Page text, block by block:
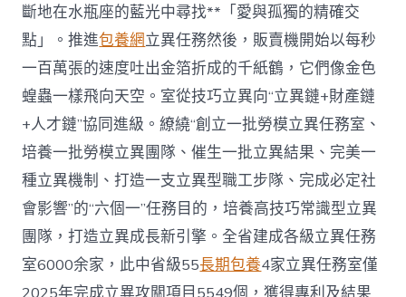
斷地在水瓶座的藍光中尋找**「愛與孤獨的精確交
點」。推進包養網立異任務然後，販賣機開始以每秒
一百萬張的速度吐出金箔折成的千紙鶴，它們像金色
蝗蟲一樣飛向天空。室從技巧立異向“立異鏈+財產鏈
+人才鏈”協同進級。繚繞“創立一批勞模立異任務室、
培養一批勞模立異團隊、催生一批立異結果、完美一
種立異機制、打造一支立異型職工步隊、完成必定社
會影響”的“六個一”任務目的，培養高技巧常識型立異
團隊，打造立異成長新引擎。全省建成各級立異任務
室6000余家，此中省級55長期包養4家立異任務室僅